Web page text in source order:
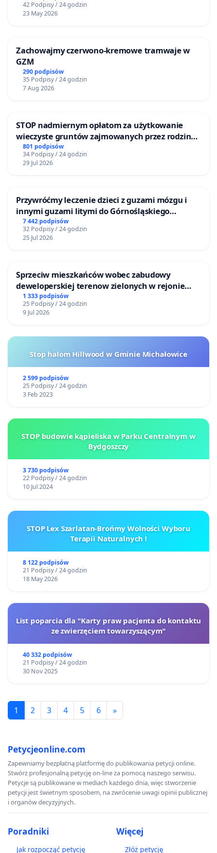
42 Podpisy / 24 godzin
23 May 2026
Zachowajmy czerwono-kremowe tramwaje w
GZM
290 podpisów
35 Podpisy / 24 godzin
7 Aug 2026
STOP nadmiernym opłatom za użytkowanie
wieczyste gruntów zajmowanych przez rodzinne
ogrody działkowe.
801 podpisów
34 Podpisy / 24 godzin
29 Jul 2026
Przywróćmy leczenie dzieci z guzami mózgu i
innymi guzami litymi do Górnośląskiego
Centrum Zdrowia Dziecka w Katowicach
7 442 podpisów
32 Podpisy / 24 godzin
25 Jul 2026
Sprzeciw mieszkańców wobec zabudowy
deweloperskiej terenow zielonych w rejonie
Bulwarów Straceńskich w Bielsku-Białej
1 333 podpisów
25 Podpisy / 24 godzin
9 Jul 2026
Stop halom Hillwood w Gminie Michałowice
2 599 podpisów
25 Podpisy / 24 godzin
3 Feb 2023
STOP budowie kąpieliska w Parku Centralnym w
Bydgoszczy
3 730 podpisów
22 Podpisy / 24 godzin
10 Jul 2024
STOP Lex Szarlatan-Brońmy Wolności Wyboru
Terapii Naturalnych !
8 122 podpisów
21 Podpisy / 24 godzin
18 May 2026
List poparcia dla "Karty praw pacjenta do kontaktu
ze zwierzęciem towarzyszącym"
40 332 podpisów
21 Podpisy / 24 godzin
30 Nov 2025
1 2 3 4 5 6 »
Petycjeonline.com
Zapewniamy bezpłatną platformę do publikowania petycji online.
Stwórz profesjonalną petycję on-line za pomocą naszego serwisu.
Petycje są publikowane w mediach każdego dnia, więc stworzenie
petycji jest świetnym sposobem, na zwrócenie uwagi opinii publicznej
i organów decyzyjnych.
Poradniki
Jak rozpocząć petycję
Więcej
Złóż petycję